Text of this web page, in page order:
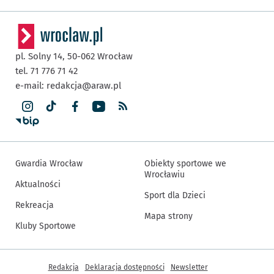
pl. Solny 14, 50-062 Wrocław
tel. 71 776 71 42
e-mail: redakcja@araw.pl
Gwardia Wrocław
Aktualności
Rekreacja
Kluby Sportowe
Obiekty sportowe we
Wrocławiu
Sport dla Dzieci
Mapa strony
Inne informacje
Redakcja Deklaracja dostępności Newsletter